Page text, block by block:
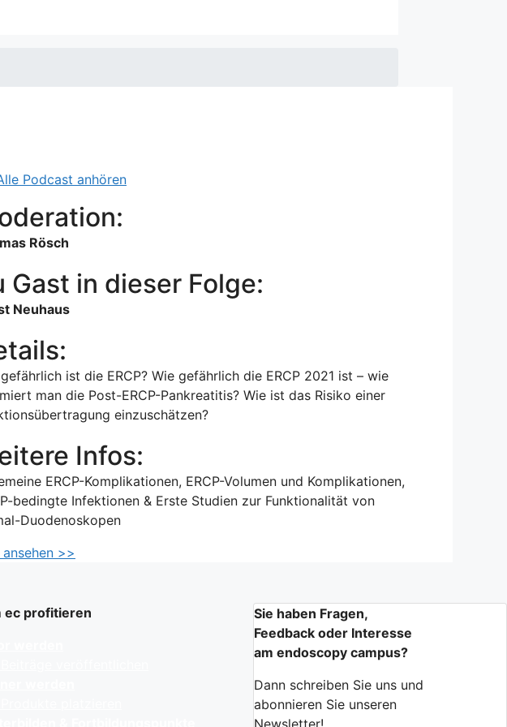
Podcast anhören
Rösch
Gast in dieser Folge:
Neuhaus
ist die ERCP? Wie gefährlich die ERCP 2021 ist – wie
man die Post-ERCP-Pankreatitis? Wie ist das Risiko einer
einzuschätzen?
Infos:
ERCP-Komplikationen, ERCP-Volumen und Komplikationen,
bedingte Infektionen & Erste Studien zur Funktionalität von
Duodenoskopen
ansehen >>
ec profitieren
Sie haben Fragen,
Feedback oder Interesse
am endoscopy campus?
Dann schreiben Sie uns und
abonnieren Sie unseren
Newsletter!